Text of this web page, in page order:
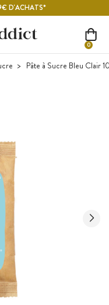
D'ACHATS*
0
Pâte à Sucre Bleu Clair